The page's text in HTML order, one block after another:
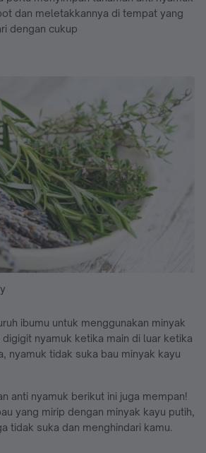
dan meletakkannya di tempat yang
dengan cukup
ibumu untuk menggunakan minyak
nyamuk ketika main di luar ketika
nyamuk tidak suka bau minyak kayu
anti nyamuk berikut ini juga mempan!
yang mirip dengan minyak kayu putih,
tidak suka dan menghindari kamu.